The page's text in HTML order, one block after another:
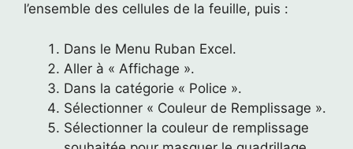
l’ensemble des cellules de la feuille, puis :
Dans le Menu Ruban Excel.
Aller à « Affichage ».
Dans la catégorie « Police ».
Sélectionner « Couleur de Remplissage ».
Sélectionner la couleur de remplissage